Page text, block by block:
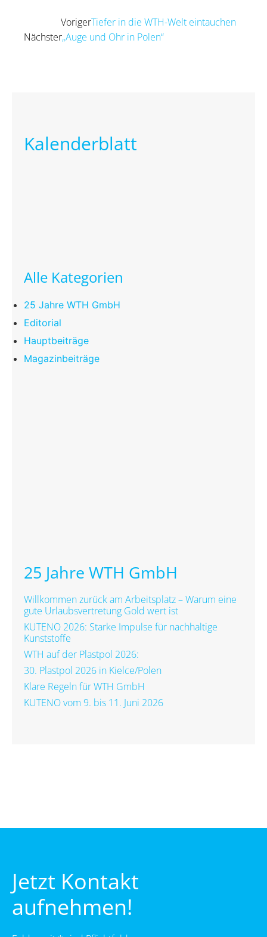
VorigerTiefer in die WTH-Welt eintauchen
Nächster„Auge und Ohr in Polen“
Kalenderblatt
Alle Kategorien
25 Jahre WTH GmbH
Editorial
Hauptbeiträge
Magazinbeiträge
25 Jahre WTH GmbH
Willkommen zurück am Arbeitsplatz – Warum eine
gute Urlaubsvertretung Gold wert ist
KUTENO 2026: Starke Impulse für nachhaltige
Kunststoffe
WTH auf der Plastpol 2026:
30. Plastpol 2026 in Kielce/Polen
Klare Regeln für WTH GmbH
KUTENO vom 9. bis 11. Juni 2026
Jetzt Kontakt
aufnehmen!